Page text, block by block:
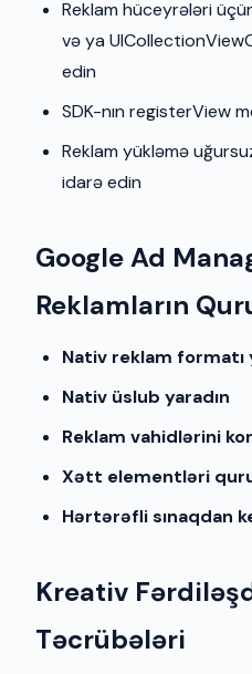
Reklam hüceyrələri
və ya
edin
SDK-nın registerView
Reklam yükləmə
idarə edin
Google Ad
Reklamların
Nativ reklam formatı
Nativ üslub yaradın
Reklam vahidlərini
Xətt elementləri
Hərtərəfli sınaqdan
Kreativ
Təcrübələri